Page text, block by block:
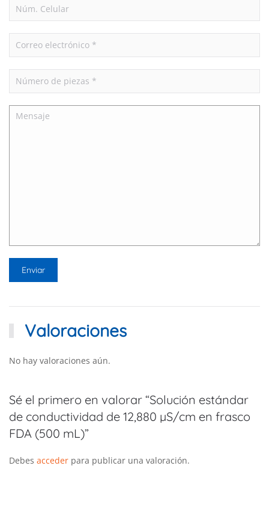
Valoraciones
No hay valoraciones aún.
Sé el primero en valorar “Solución estándar
de conductividad de 12,880 µS/cm en frasco
FDA (500 mL)”
Debes acceder para publicar una valoración.